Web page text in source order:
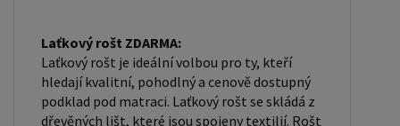
Laťkový rošt ZDARMA:
Laťkový rošt je ideální volbou pro ty, kteří
hledají kvalitní, pohodlný a cenově dostupný
podklad pod matraci. Laťkový rošt se skládá z
dřevěných lišt, které jsou spojeny textilií. Rošt